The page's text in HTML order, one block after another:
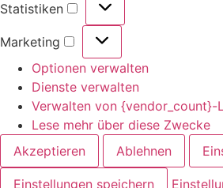
Statistiken
Marketing
Optionen verwalten
Dienste verwalten
Verwalten von {vendor_count}-
Lese mehr über diese Zwecke
Akzeptieren
Ablehnen
Einstellungen speichern